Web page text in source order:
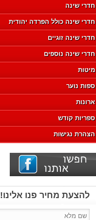
חדרי שינה
חדרי שינה כולל הפרדה יהודית
חדרי שינה זוגיים
חדרי שינה נוספים
מיטות
ספות נוער
ארונות
ספריות קודש
הצהרת נגישות
להצעת מחיר פנו אלינו!